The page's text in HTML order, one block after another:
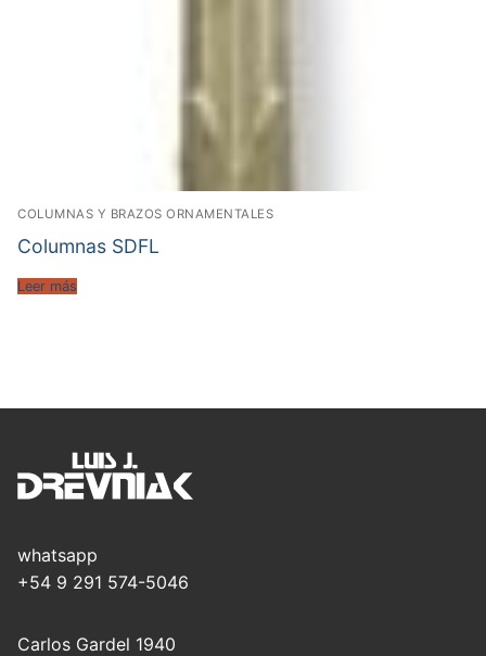
COLUMNAS Y BRAZOS ORNAMENTALES
Columnas SDFL
Leer más
whatsapp
+54 9 291 574-5046
Carlos Gardel 1940